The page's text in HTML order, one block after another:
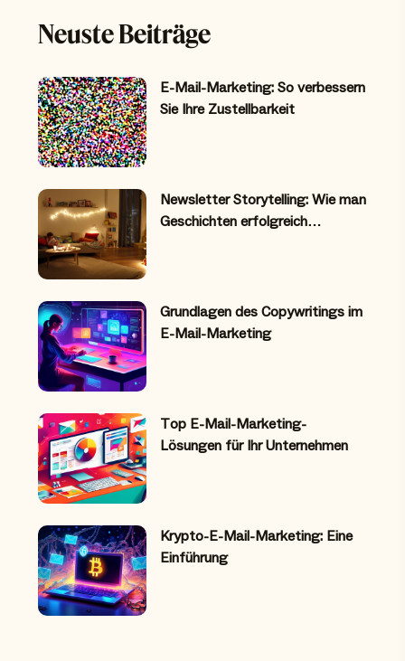
Neuste Beiträge
E-Mail-Marketing: So verbessern
Sie Ihre Zustellbarkeit
Newsletter Storytelling: Wie man
Geschichten erfolgreich…
Grundlagen des Copywritings im
E-Mail-Marketing
Top E-Mail-Marketing-
Lösungen für Ihr Unternehmen
Krypto-E-Mail-Marketing: Eine
Einführung